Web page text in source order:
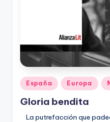
Publicado
en
España Europa
Gloria bendita
La putrefacción que